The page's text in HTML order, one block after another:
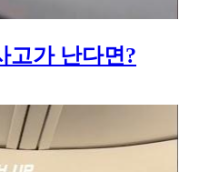
고가 난다면?